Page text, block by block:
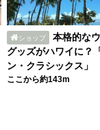
ショップ
本格的な
グッズがハワイに？
ン・クラシックス」
ここから約143m